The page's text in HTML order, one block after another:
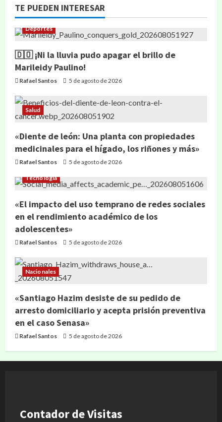
TE PUEDEN INTERESAR
Deportes
🇩🇴 ¡Ni la lluvia pudo apagar el brillo de
Marileidy Paulino!
Rafael Santos 5 de agosto de 2026
Salud
«Diente de león: Una planta con propiedades
medicinales para el hígado, los riñones y más»
Rafael Santos 5 de agosto de 2026
Tecnología
«El impacto del uso temprano de redes sociales
en el rendimiento académico de los
adolescentes»
Rafael Santos 5 de agosto de 2026
Nacionales
«Santiago Hazim desiste de su pedido de
arresto domiciliario y acepta prisión preventiva
en el caso Senasa»
Rafael Santos 5 de agosto de 2026
Contador de Visitas